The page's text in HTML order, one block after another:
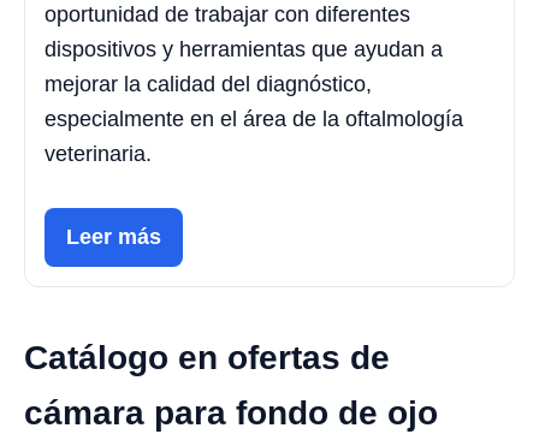
oportunidad de trabajar con diferentes
dispositivos y herramientas que ayudan a
mejorar la calidad del diagnóstico,
especialmente en el área de la oftalmología
veterinaria.
Leer más
Catálogo en ofertas de
cámara para fondo de ojo